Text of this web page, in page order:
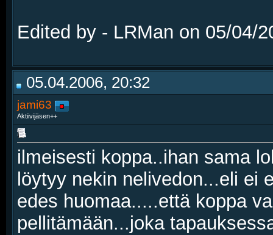
Edited by - LRMan on 05/04/
05.04.2006, 20:32
jami63
Aktiivijäsen++
ilmeisesti koppa..ihan sama
löytyy nekin nelivedon...eli ei
edes huomaa.....että koppa
pellitämään...joka